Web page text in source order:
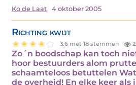
Ko de Laat 4 oktober 2005
Richting kwijt
3.6 met 18 stemmen
Zo´n boodschap kan toch
hoor bestuurders alom
schaamteloos betuttelen
de overheid! En elke keer als